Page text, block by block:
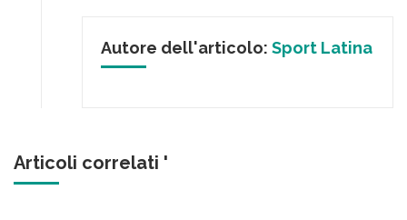
Autore dell'articolo: Sport Latina
Articoli correlati '